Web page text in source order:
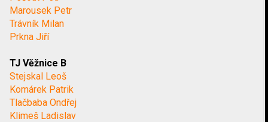
Marousek Petr
Trávník Milan
Prkna Jiří
TJ Věžnice B
Stejskal Leoš
Komárek Patrik
Tlačbaba Ondřej
Klimeš Ladislav